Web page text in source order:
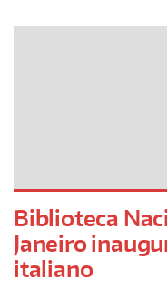
Biblioteca
Janeiro
italiano